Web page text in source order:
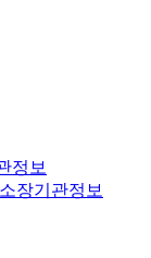
정보
소장기관정보